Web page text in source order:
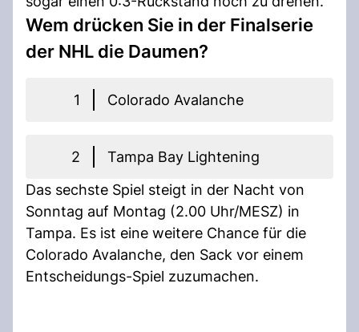
Wem drücken Sie in der Finalserie
der NHL die Daumen?
1 Colorado Avalanche
2
Tampa Bay Lightening
Das sechste Spiel steigt in der Nacht von
Sonntag auf Montag (2.00 Uhr/MESZ) in
Tampa. Es ist eine weitere Chance für die
Colorado Avalanche, den Sack vor einem
Entscheidungs-Spiel zuzumachen.